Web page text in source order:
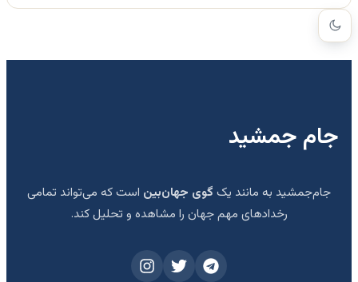
جام جمشید
جام‌جمشید به مانند یک گوی جهان‌بین است که می‌تواند تمامی
رخدادهای مهم جهان را مشاهده و تحلیل کند.